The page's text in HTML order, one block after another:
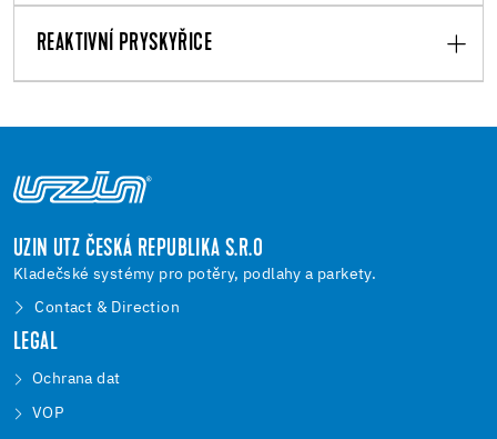
REAKTIVNÍ PRYSKYŘICE
UZIN UTZ ČESKÁ REPUBLIKA S.R.O
Kladečské systémy pro potěry, podlahy a parkety.
Contact & Direction
LEGAL
Ochrana dat
VOP